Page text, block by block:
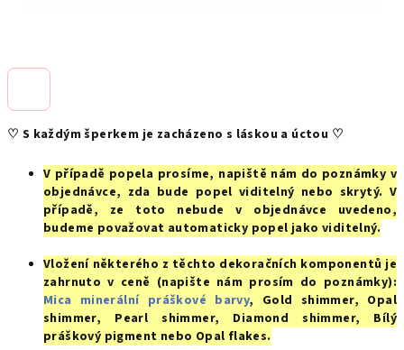
♡ S každým šperkem je zacházeno s láskou a úctou ♡
V případě popela prosíme, napiště nám do poznámky v
objednávce, zda bude popel viditelný nebo skrytý. V
případě, ze toto nebude v objednávce uvedeno,
budeme považovat automaticky popel jako viditelný.
Vložení některého z těchto dekoračních komponentů je
zahrnuto v ceně (napište nám prosím do poznámky):
Mica minerální práškové barvy, Gold shimmer, Opal
shimmer, Pearl shimmer, Diamond shimmer, Bílý
práškový pigment nebo Opal flakes.